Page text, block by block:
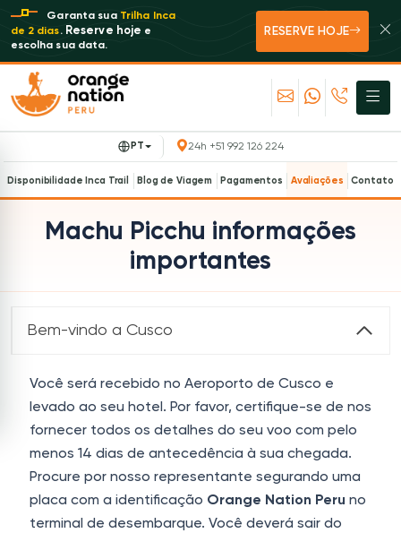
Garanta sua Trilha Inca
de 2 dias. Reserve hoje e
escolha sua data.
RESERVE HOJE
Disponibilidade Inca Trail Blog de Viagem Pagamentos Avaliações Contato
PT 24h +51 992 126 224
Machu Picchu informações
importantes
Bem-vindo a Cusco
Você será recebido no Aeroporto de Cusco e
levado ao seu hotel. Por favor, certifique-se de nos
fornecer todos os detalhes do seu voo com pelo
menos 14 dias de antecedência à sua chegada.
Procure por nosso representante segurando uma
placa com a identificação Orange Nation Peru no
terminal de desembarque. Você deverá sair do